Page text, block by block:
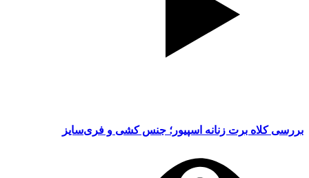
بررسی کلاه برت زنانه اسپیور؛ جنس کشی و فری‌سایز